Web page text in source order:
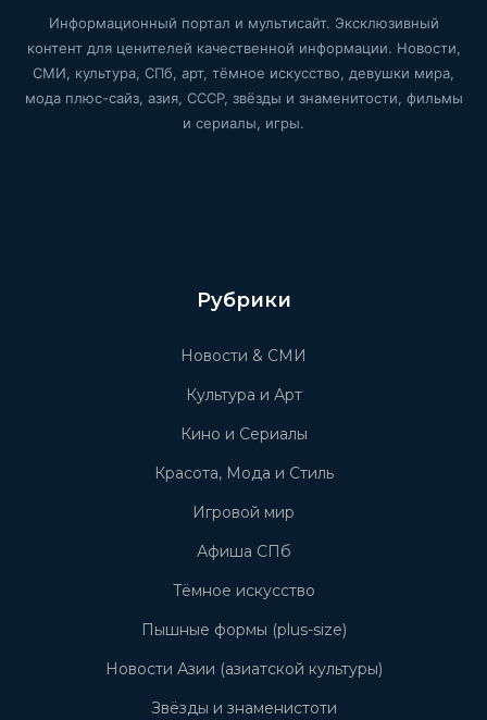
Информационный портал и мультисайт. Эксклюзивный
контент для ценителей качественной информации. Новости,
СМИ, культура, СПб, арт, тёмное искусство, девушки мира,
мода плюс-сайз, азия, СССР, звёзды и знаменитости, фильмы
и сериалы, игры.
Рубрики
Новости & СМИ
Культура и Арт
Кино и Сериалы
Красота, Мода и Стиль
Игровой мир
Афиша СПб
Тёмное искусство
Пышные формы (plus-size)
Новости Азии (азиатской культуры)
Звёзды и знаменистоти